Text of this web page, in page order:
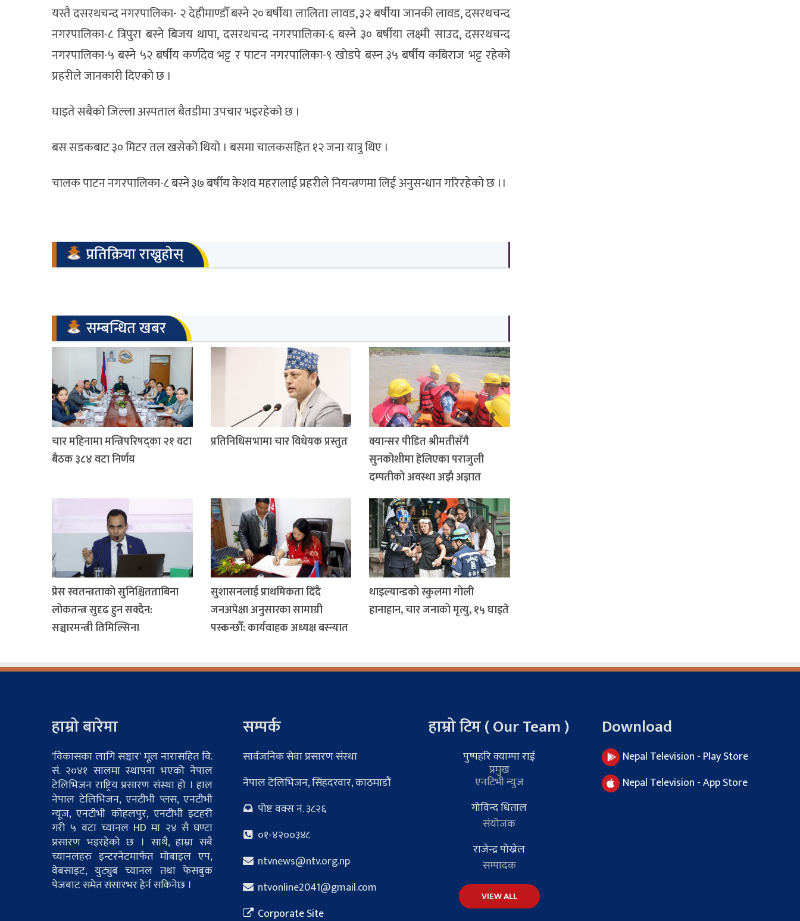
यस्तै दसरथचन्द नगरपालिका- २ देहीमाण्डौँ बस्ने २० बर्षीया लालिता लावड, ३२ बर्षीया जानकी लावड, दसरथचन्द
नगरपालिका-८ त्रिपुरा बस्ने बिजय थापा, दसरथचन्द नगरपालिका-६ बस्ने ३० बर्षीया लक्ष्मी साउद, दसरथचन्द
नगरपालिका-५ बस्ने ५२ बर्षीय कर्णदेव भट्ट र पाटन नगरपालिका-९ खोडपे बस्न ३५ बर्षीय कबिराज भट्ट रहेको
प्रहरीले जानकारी दिएको छ ।
घाइते सबैको जिल्ला अस्पताल बैतडीमा उपचार भइरहेको छ ।
बस सडकबाट ३० मिटर तल खसेको थियो । बसमा चालकसहित १२ जना यात्रु थिए ।
चालक पाटन नगरपालिका-८ बस्ने ३७ बर्षीय केशव महरालाई प्रहरीले नियन्त्रणमा लिई अनुसन्धान गरिरहेको छ ।।
प्रतिक्रिया राख्नुहोस्
सम्बन्धित खबर
चार महिनामा मन्त्रिपरिषद्का २१ वटा
बैठक ३८४ वटा निर्णय
प्रतिनिधिसभामा चार विधेयक प्रस्तुत
क्यान्सर पीडित श्रीमतीसँगै
सुनकोशीमा हेलिएका पराजुली
दम्पतीको अवस्था अझै अज्ञात
प्रेस स्वतन्त्रताको सुनिश्चितताबिना
लोकतन्त्र सुदृढ हुन सक्दैन:
सञ्चारमन्त्री तिमिल्सिना
सुशासनलाई प्राथमिकता दिँदै
जनअपेक्षा अनुसारका सामाग्री
पस्कन्छौँ: कार्यवाहक अध्यक्ष बस्न्यात
थाइल्यान्डको स्कुलमा गोली
हानाहान, चार जनाको मृत्यु, १५ घाइते
हाम्रो बारेमा
'विकासका लागि सञ्चार' मूल नारासहित वि.
सं. २०४१ सालमा स्थापना भएको नेपाल
टेलिभिजन राष्ट्रिय प्रसारण संस्था हो । हाल
नेपाल टेलिभिजन, एनटीभी प्लस, एनटीभी
न्यूज, एनटीभी कोहलपुर, एनटीभी इटहरी
गरी ५ वटा च्यानल HD मा २४ सै घण्टा
प्रसारण भइरहेको छ । साथै, हाम्रा सबै
च्यानलहरु इन्टरनेटमार्फत मोबाइल एप,
वेबसाइट, युट्युब च्यानल तथा फेसबुक
पेजबाट समेत संसारभर हेर्न सकिनेछ ।
सम्पर्क
सार्वजनिक सेवा प्रसारण संस्था
नेपाल टेलिभिजन, सिंहदरवार, काठमाडौं
पोष्ट वक्स नं. ३८२६
०१-४२००३४८
ntvnews@ntv.org.np
ntvonline2041@gmail.com
Corporate Site
हाम्रो टिम ( Our Team )
पुष्पहरि क्याम्पा राई
प्रमुख
एनटिभी न्युज
गोविन्द धिताल
संयोजक
राजेन्द्र पोख्रेल
सम्पादक
VIEW ALL
Download
Nepal Television - Play Store
Nepal Television - App Store